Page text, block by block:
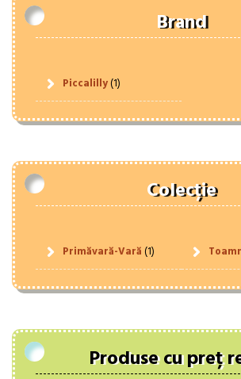
Brand
Piccalilly(1)
Colecție
Primăvară-Vară(1)
Produse cu preț